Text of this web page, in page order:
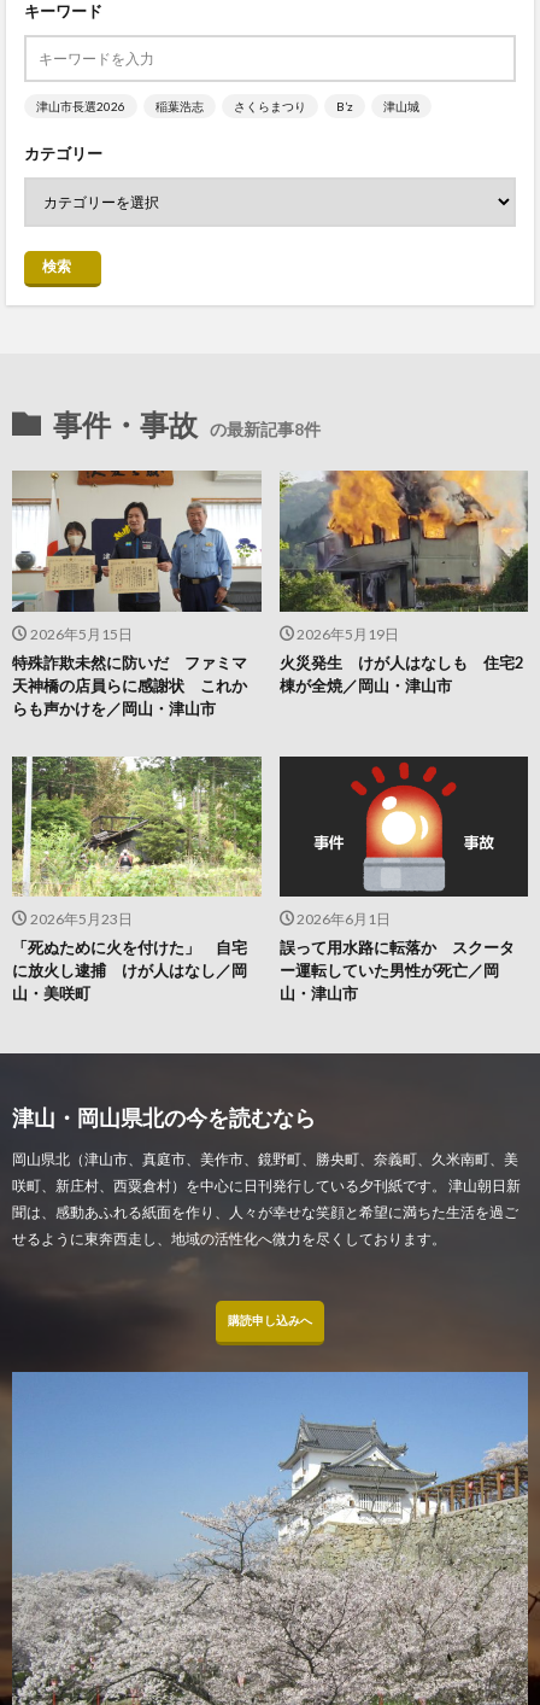
キーワード
津山市長選2026 稲葉浩志 さくらまつり B’z 津山城
カテゴリー
検索
事件・事故 の最新記事8件
2026年6月1日
誤って用水路に転落か スクータ
ー運転していた男性が死亡／岡
山・津山市
2026年5月23日
「死ぬために火を付けた」 自宅
に放火し逮捕 けが人はなし／岡
山・美咲町
2026年5月19日
火災発生 けが人はなしも 住宅2
棟が全焼／岡山・津山市
2026年5月15日
特殊詐欺未然に防いだ ファミマ
天神橋の店員らに感謝状 これか
らも声かけを／岡山・津山市
津山・岡山県北の今を読むなら
岡山県北（津山市、真庭市、美作市、鏡野町、勝央町、奈義町、久米南町、美
咲町、新庄村、西粟倉村）を中心に日刊発行している夕刊紙です。 津山朝日新
聞は、感動あふれる紙面を作り、人々が幸せな笑顔と希望に満ちた生活を過ご
せるように東奔西走し、地域の活性化へ微力を尽くしております。
購読申し込みへ